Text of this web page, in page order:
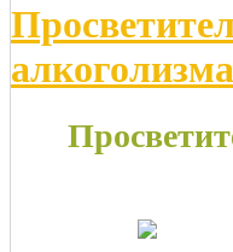
алкоголизма